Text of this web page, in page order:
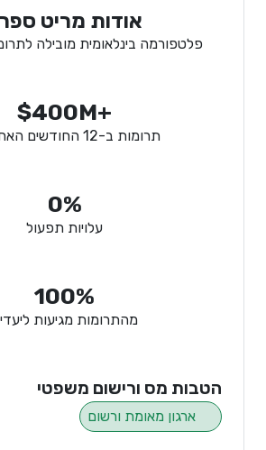
אודות מריט
פלטפורמה בינלאומית מובילה
$400M+
תרומות ב-12 החודשים האחרונים
0%
עלויות תפעול
100%
מהתרומות מגיעות
הטבות מס ורישום משפטי
ארגון מאומת ורשום